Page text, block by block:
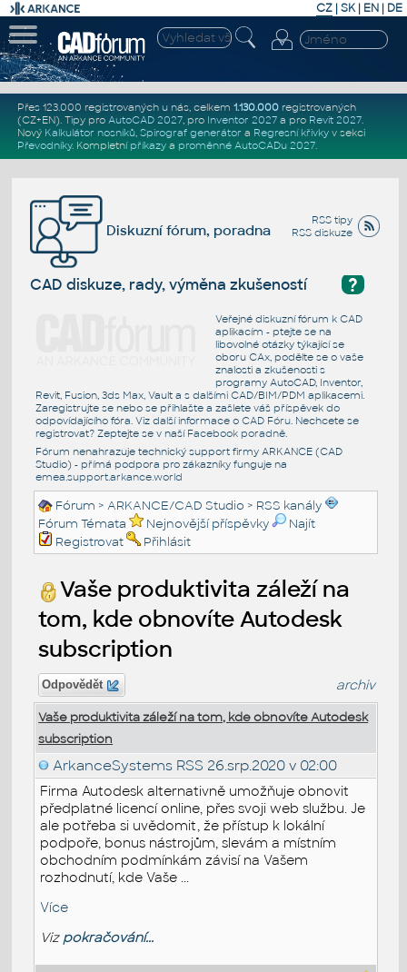
CZ | SK| EN | DE
Přes 123.000 registrovaných u nás, celkem 1.130.000registrovaných
(CZ+EN). Tipy pro AutoCAD 2027, pro Inventor 2027a pro Revit 2027.
Nový Kalkulátor nosníků, Spirograf generátor a Regresní křivkyv sekci
Převodníky. Kompletní příkazya proměnné AutoCADu 2027.
RSS tipy
RSS diskuze
Diskuzní fórum, poradna
?
CAD diskuze, rady, výměna zkušeností
Veřejné diskuzní fórum k CAD
aplikacím - ptejte se na
libovolné otázky týkající se
oboru CAx, podělte se o vaše
znalosti a zkušenosti s
programy AutoCAD, Inventor,
Revit, Fusion, 3ds Max, Vault a s dalšími CAD/BIM/PDM aplikacemi.
Zaregistrujte se nebo se přihlašte a zašlete váš příspěvek do
odpovídajícího fóra. Viz další informace o CAD Fóru. Nechcete se
registrovat? Zeptejte se v naší Facebook poradně.
Fórum nenahrazuje technický support firmy ARKANCE (CAD
Studio) - přímá podpora pro zákazníky funguje na
emea.support.arkance.world
Fórum >ARKANCE/CAD Studio > RSS kanály
Fórum Témata
Nejnovější příspěvky
Najít
Registrovat
Přihlásit
Vaše produktivita záleží na
tom, kde obnovíte Autodesk
subscription
Odpovědět archiv
Vaše produktivita záleží na tom, kde obnovíte Autodesk
subscription
ArkanceSystems RSS 26.srp.2020 v 02:00
Firma Autodesk alternativně umožňuje obnovit
předplatné licencí online, přes svoji web službu. Je
ale potřeba si uvědomit, že přístup k lokální
podpoře, bonus nástrojům, slevám a místním
obchodním podmínkám závisí na Vašem
rozhodnutí, kde Vaše ...
Více
Viz pokračování...